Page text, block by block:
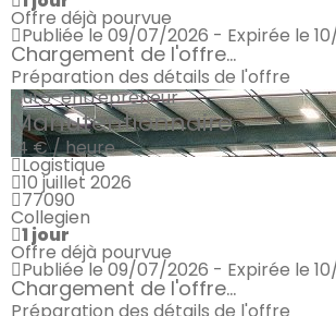
Offre déjà pourvue
Publiée le 09/07/2026 - Expirée le
Chargement de l'offre...
Préparation des détails de l'offre
Auto-entrepreneur
Manutentionnaire
14 € / heure
Logistique
10 juillet 2026
77090
Collegien
1 jour
Offre déjà pourvue
Publiée le 09/07/2026 - Expirée le
Chargement de l'offre...